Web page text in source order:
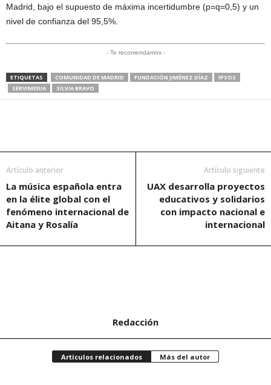
Madrid, bajo el supuesto de máxima incertidumbre (p=q=0,5) y un
nivel de confianza del 95,5%.
- Te recomendamos -
ETIQUETAS COMUNIDAD DE MADRID FUNDACIÓN JIMÉNEZ DÍAZ
IPSOS
SERVIMEDIA
SILVIA BRAVO
Artículo anterior
La música española entra
en la élite global con el
fenómeno internacional de
Aitana y Rosalía
Artículo siguiente
UAX desarrolla proyectos
educativos y solidarios
con impacto nacional e
internacional
Redacción
Artículos relacionados Más del autor